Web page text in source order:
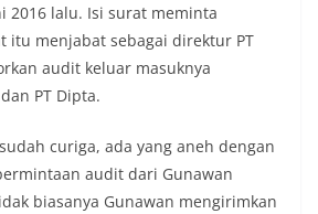
2016 lalu. Isi surat meminta
itu menjabat sebagai direktur PT
audit keluar masuknya
PT Dipta.
curiga, ada yang aneh dengan
audit dari Gunawan
biasanya Gunawan mengirimkan